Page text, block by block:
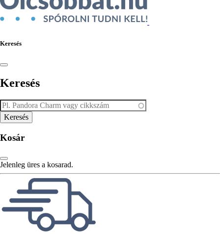
Keresés
Keresés
Kosár
Jelenleg üres a kosarad.